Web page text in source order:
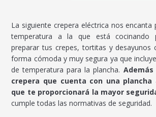
La siguiente crepera eléctrica nos encanta
temperatura a la que está cocinando
preparar tus crepes, tortitas y desayunos
forma cómoda y muy segura ya que
de temperatura para la plancha.
crepera que cuenta con una
que te proporcionará la mayor
cumple todas las normativas de seguridad.